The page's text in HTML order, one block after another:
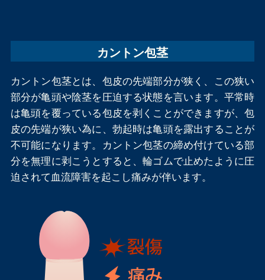
カントン包茎
カントン包茎とは、包皮の先端部分が狭く、この狭い
部分が亀頭や陰茎を圧迫する状態を言います。平常時
は亀頭を覆っている包皮を剥くことができますが、包
皮の先端が狭い為に、勃起時は亀頭を露出することが
不可能になります。カントン包茎の締め付けている部
分を無理に剥こうとすると、輪ゴムで止めたように圧
迫されて血流障害を起こし痛みが伴います。